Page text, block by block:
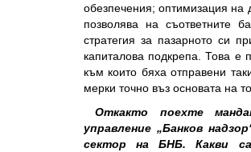
обезпечения; оптимизация на
позволява на съответните
стратегия за пазарното си
капиталова подкрепа. Това е
към които бяха отправени
мерки точно въз основата на
Откакто поехте
управление „Банков
сектор на БНБ. Какви